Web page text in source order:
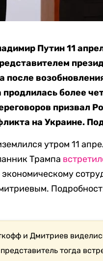
Путин 11
после
более
призвал
на Украине.
утром 11
Трампа
и Дмитриев
тогда